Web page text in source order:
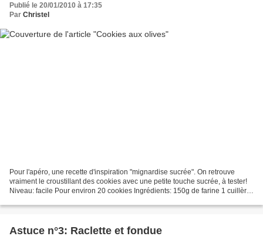
Publié le 20/01/2010 à 17:35
Par Christel
Pour l'apéro, une recette d'inspiration "mignardise sucrée". On retrouve
vraiment le croustillant des cookies avec une petite touche sucrée, à tester!
Niveau: facile Pour environ 20 cookies Ingrédients: 150g de farine 1 cuillère
Astuce n°3: Raclette et fondue